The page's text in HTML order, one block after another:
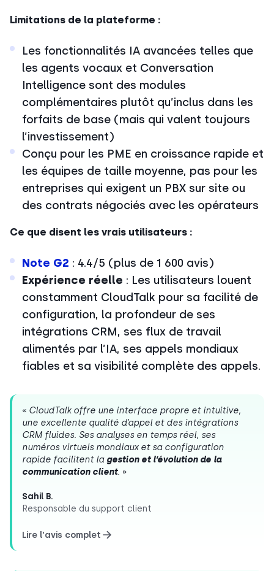
Limitations de la plateforme :
Les fonctionnalités IA avancées telles que
les agents vocaux et Conversation
Intelligence sont des modules
complémentaires plutôt qu’inclus dans les
forfaits de base (mais qui valent toujours
l’investissement)
Conçu pour les PME en croissance rapide et
les équipes de taille moyenne, pas pour les
entreprises qui exigent un PBX sur site ou
des contrats négociés avec les opérateurs
Ce que disent les vrais utilisateurs :
Note G2 : 4.4/5 (plus de 1 600 avis)
Expérience réelle : Les utilisateurs louent
constamment CloudTalk pour sa facilité de
configuration, la profondeur de ses
intégrations CRM, ses flux de travail
alimentés par l’IA, ses appels mondiaux
fiables et sa visibilité complète des appels.
« CloudTalk offre une interface propre et intuitive,
une excellente qualité d’appel et des intégrations
CRM fluides. Ses analyses en temps réel, ses
numéros virtuels mondiaux et sa configuration
rapide facilitent lagestion et l’évolution de la
communication client. »
Sahil B.
Responsable du support client
Lire l'avis complet